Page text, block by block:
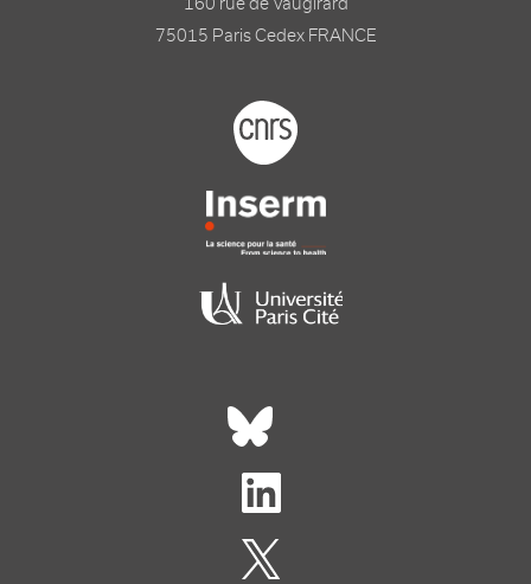
160 rue de Vaugirard
75015 Paris Cedex FRANCE
Footer logo tutelles
Réseaux sociaux footer